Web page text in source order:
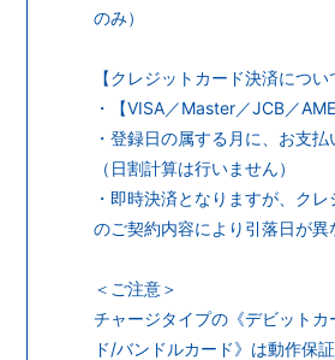
のみ）
【クレジットカード決済につい
・【VISA／Master／JCB／
・登録日の属する月に、お支払
（日割計算は行いません）
・即時決済となりますが、ク
のご契約内容により引落日が異
＜ご注意＞
チャージタイプの《デビット
ド/バンドルカード》は動作保